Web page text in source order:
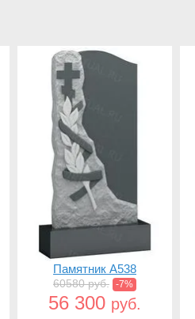
Памятник A538
60580 руб. -7%
56 300 руб.